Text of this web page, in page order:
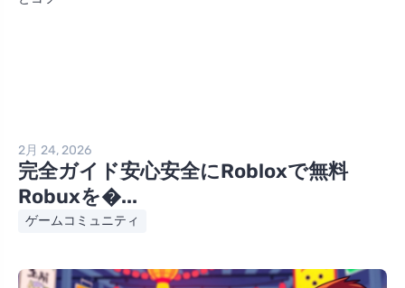
2月 24, 2026
完全ガイド安心安全にRobloxで無料
Robuxを�...
ゲームコミュニティ